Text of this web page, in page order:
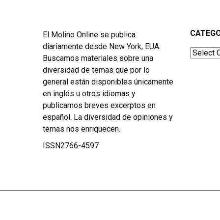
El Molino Online se publica
diariamente desde New York, EUA.
Buscamos materiales sobre una
diversidad de temas que por lo
general están disponibles únicamente
en inglés u otros idiomas y
publicamos breves excerptos en
español. La diversidad de opiniones y
temas nos enriquecen.
ISSN2766-4597